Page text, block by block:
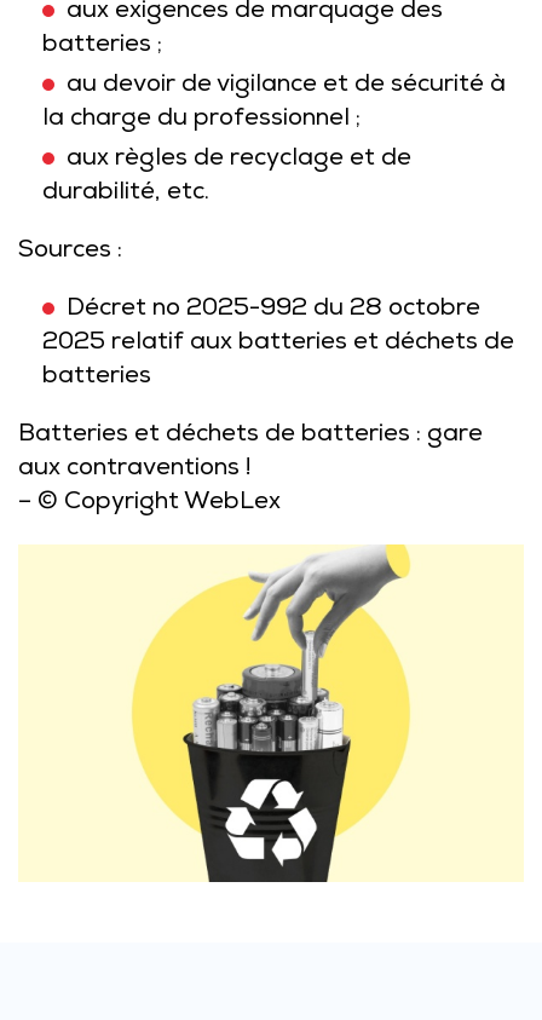
aux exigences de marquage des
batteries ;
au devoir de vigilance et de sécurité à
la charge du professionnel ;
aux règles de recyclage et de
durabilité, etc.
Sources :
Décret no 2025-992 du 28 octobre
2025 relatif aux batteries et déchets de
batteries
Batteries et déchets de batteries : gare
aux contraventions !
– © Copyright WebLex